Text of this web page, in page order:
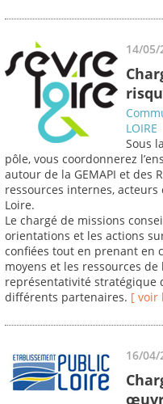
14/05/
LOIRE
Sous
pôle, vous coordonnerez
autour de la GEMAPI et des
ressources internes,
Loire.
Le chargé de missions
orientations et les actions
confiées tout en prenant en
moyens et les ressources de
représentativité stratégique
différents partenaires. [ voir
16/04/